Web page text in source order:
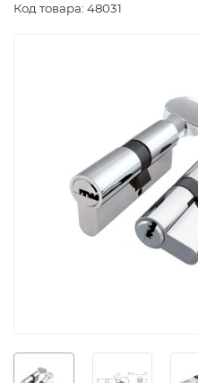
Код товара: 48031